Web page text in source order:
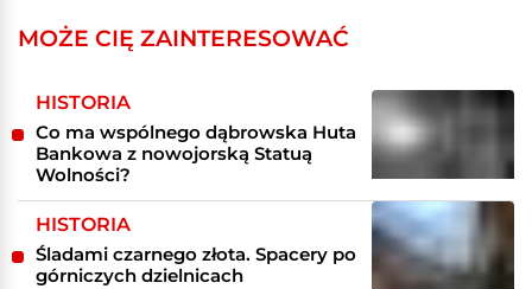
MOŻE CIĘ ZAINTERESOWAĆ
HISTORIA
Co ma wspólnego dąbrowska Huta
Bankowa z nowojorską Statuą
Wolności?
HISTORIA
Śladami czarnego złota. Spacery po
górniczych dzielnicach